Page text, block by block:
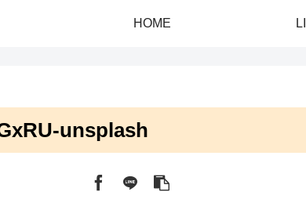
HOME
unsplash